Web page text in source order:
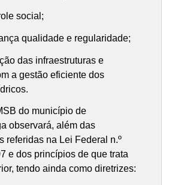
social;
qualidade e regularidade;
das infraestruturas e
a gestão eficiente dos
do município de
observará, além das
referidas na Lei Federal n.º
e dos princípios de que trata
tendo ainda como diretrizes: